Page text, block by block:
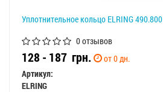
Уплотнительное кольцо ELRING 490.800
0 отзывов
128 - 187 грн.
от 0 дн.
Артикул:
ELRING